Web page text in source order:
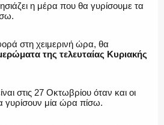
η μέρα που θα γυρίσουμε τα
στη χειμερινή ώρα, θα
της τελευταίας Κυριακής
στις 27 Οκτωβρίου όταν και οι
γυρίσουν μία ώρα πίσω.